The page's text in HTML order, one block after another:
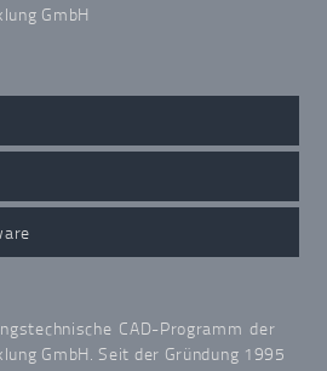
GmbH
CAD-Programm der
GmbH. Seit der Gründung 1995